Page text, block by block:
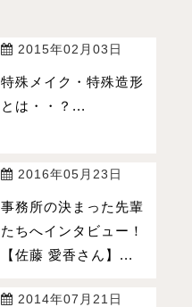
2015年02月03日
特殊メイク・特殊造形
とは・・？...
2016年05月23日
事務所の決まった先輩
たちへインタビュー！
【佐藤 愛香さん】...
2014年07月21日